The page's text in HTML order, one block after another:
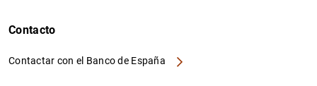
Contacto
Contactar con el Banco de España